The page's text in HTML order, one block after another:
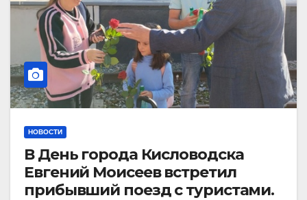
НОВОСТИ
В День города Кисловодска
Евгений Моисеев встретил
прибывший поезд с туристами.